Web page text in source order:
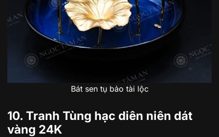
Bát sen tụ bảo tài lộc
10. Tranh Tùng hạc diên niên dát
vàng 24K